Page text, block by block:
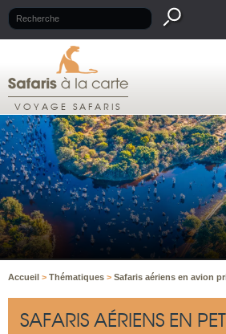
VOYAGE SAFARIS
Accueil > Thématiques > Safaris aériens en avion
SAFARIS AÉRIENS EN